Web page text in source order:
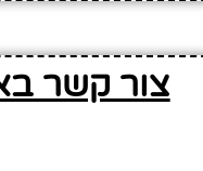
צור קשר